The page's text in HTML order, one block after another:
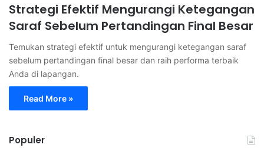
Strategi Efektif Mengurangi Ketegangan
Saraf Sebelum Pertandingan Final Besar
Temukan strategi efektif untuk mengurangi ketegangan saraf
sebelum pertandingan final besar dan raih performa terbaik
Anda di lapangan.
Read More »
Populer